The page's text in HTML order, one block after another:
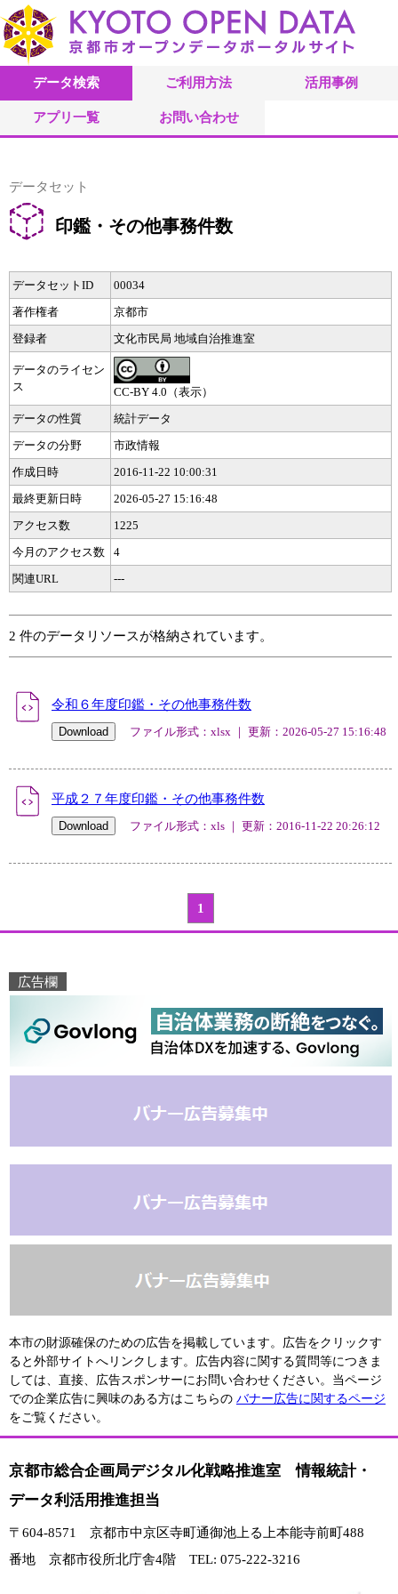
データ検索 ご利用方法 活用事例
アプリ一覧 お問い合わせ
データセット
印鑑・その他事務件数
データセットID
00034
著作権者
京都市
登録者
文化市民局 地域自治推進室
データのライセン
ス
CC-BY 4.0（表示）
データの性質
統計データ
データの分野
市政情報
作成日時
2016-11-22 10:00:31
最終更新日時
2026-05-27 15:16:48
アクセス数
1225
今月のアクセス数
4
関連URL
---
2 件のデータリソースが格納されています。
令和６年度印鑑・その他事務件数
ファイル形式：xlsx ｜ 更新：2026-05-27 15:16:48
平成２７年度印鑑・その他事務件数
ファイル形式：xls ｜ 更新：2016-11-22 20:26:12
1
広告欄
本市の財源確保のための広告を掲載しています。広告をクリックす
ると外部サイトへリンクします。広告内容に関する質問等につきま
しては、直接、広告スポンサーにお問い合わせください。当ページ
での企業広告に興味のある方はこちらの バナー広告に関するページ
をご覧ください。
京都市総合企画局デジタル化戦略推進室 情報統計・
データ利活用推進担当
〒604-8571 京都市中京区寺町通御池上る上本能寺前町488
番地 京都市役所北庁舎4階 TEL: 075-222-3216